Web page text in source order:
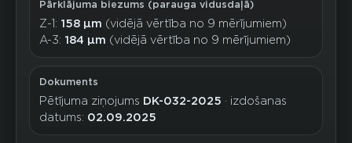
Pārklājuma biezums (parauga vidusdaļā)
Z-1: 158 µm (vidējā vērtība no 9 mērījumiem)
A-3: 184 µm (vidējā vērtība no 9 mērījumiem)
Dokuments
Pētījuma ziņojums DK-032-2025 · izdošanas
datums: 02.09.2025